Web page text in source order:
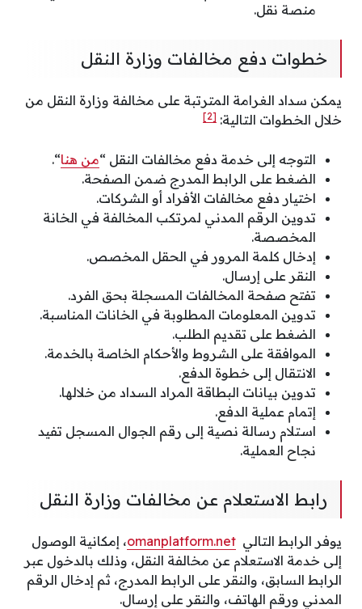
منصة نقل.
خطوات دفع مخالفات وزارة النقل
يمكن سداد الغرامة المترتبة على مخالفة وزارة النقل من
خلال الخطوات التالية: [2]
التوجه إلى خدمة دفع مخالفات النقل “من هنا“.
الضغط على الرابط المدرج ضمن الصفحة.
اختيار دفع مخالفات الأفراد أو الشركات.
تدوين الرقم المدني لمرتكب المخالفة في الخانة
المخصصة.
إدخال كلمة المرور في الحقل المخصص.
النقر على إرسال.
تفتح صفحة المخالفات المسجلة بحق الفرد.
تدوين المعلومات المطلوبة في الخانات المناسبة.
الضغط على تقديم الطلب.
الموافقة على الشروط والأحكام الخاصة بالخدمة.
الانتقال إلى خطوة الدفع.
تدوين بيانات البطاقة المراد السداد من خلالها.
إتمام عملية الدفع.
استلام رسالة نصية إلى رقم الجوال المسجل تفيد
نجاح العملية.
رابط الاستعلام عن مخالفات وزارة النقل
يوفر الرابط التالي omanplatform.net، إمكانية الوصول
إلى خدمة الاستعلام عن مخالفة النقل، وذلك بالدخول عبر
الرابط السابق، والنقر على الرابط المدرج، ثم إدخال الرقم
المدني ورقم الهاتف، والنقر على إرسال.